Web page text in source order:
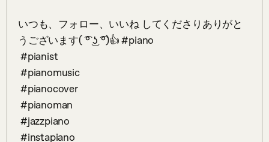
いつも、フォロー、いいね してくださりありがと
うございます( ͡° ͜ʖ ͡°)👍 #piano